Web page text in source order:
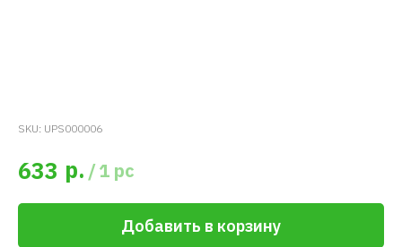
SKU: UPS000006
633 р. /1 pc
Добавить в корзину